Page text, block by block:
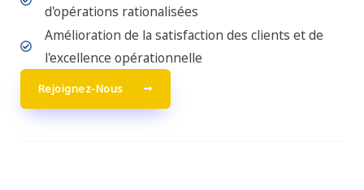
d'opérations rationalisées
Amélioration de la satisfaction des clients et de
l'excellence opérationnelle
Rejoignez-Nous